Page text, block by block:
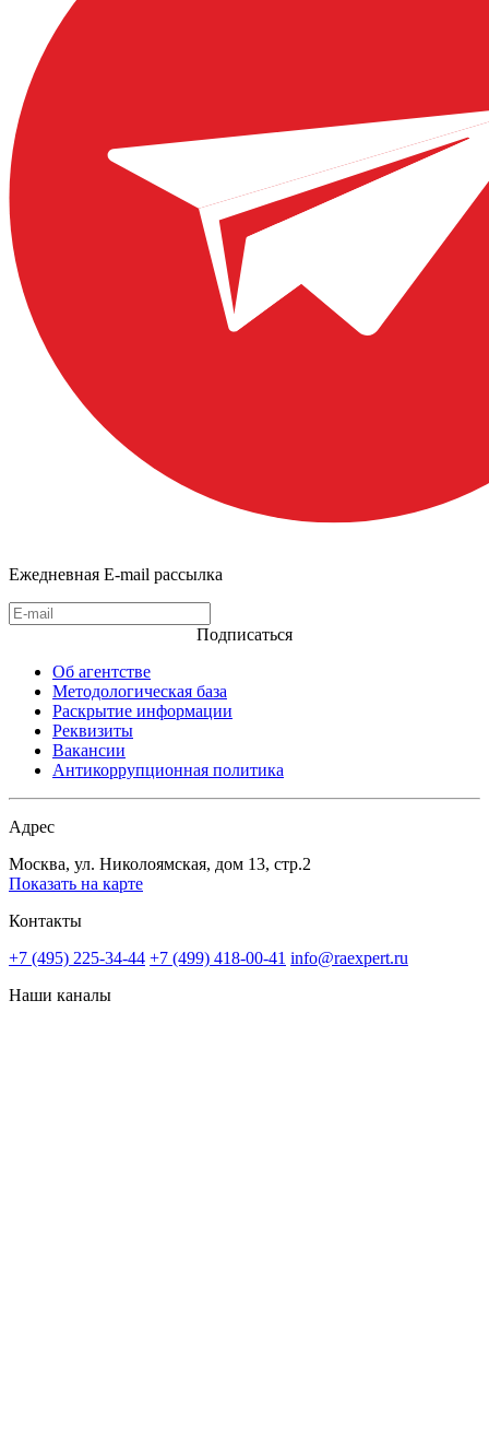
Ежедневная E-mail рассылка
Подписаться
Об агентстве
Методологическая база
Раскрытие информации
Реквизиты
Вакансии
Антикоррупционная политика
Адрес
Москва, ул. Николоямская, дом 13, стр.2
Показать на карте
Контакты
+7 (495) 225-34-44 +7 (499) 418-00-41 info@raexpert.ru
Наши каналы